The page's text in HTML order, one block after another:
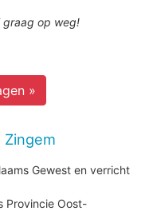
graag op weg!
»
Gewest en verricht
Provincie Oost-